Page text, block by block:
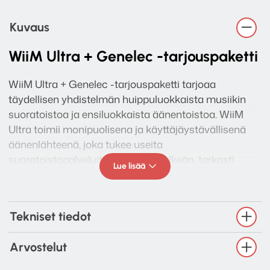
Kuvaus
WiiM Ultra + Genelec -tarjouspaketti
WiiM Ultra + Genelec -tarjouspaketti tarjoaa
täydellisen yhdistelmän huippuluokkaista musiikin
suoratoistoa ja ensiluokkaista äänentoistoa. WiiM
Ultra toimii monipuolisena ja käyttäjäystävällisenä
äänenlähteenä, joka tukee useita
suoratoistopalveluita ja tarjoaa selkeän, tarkasti
toistuvan äänenlaadun. Sen älykäs sovellus ja laaja
monihuonejärjestelmissä kuin yksittäisen
kuuntelupaikan ääressä.
Genelec-kaiuttimet täydentävät kokonaisuuden
ammattitasoisella akustiikalla, joka tuo musiikkiin
Lue lisää
Tekniset tiedot
Arvostelut